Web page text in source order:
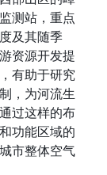
测站，重点
及其随季
资源开发提
有助于研究
，为河流生
过这样的布
功能区域的
市整体空气